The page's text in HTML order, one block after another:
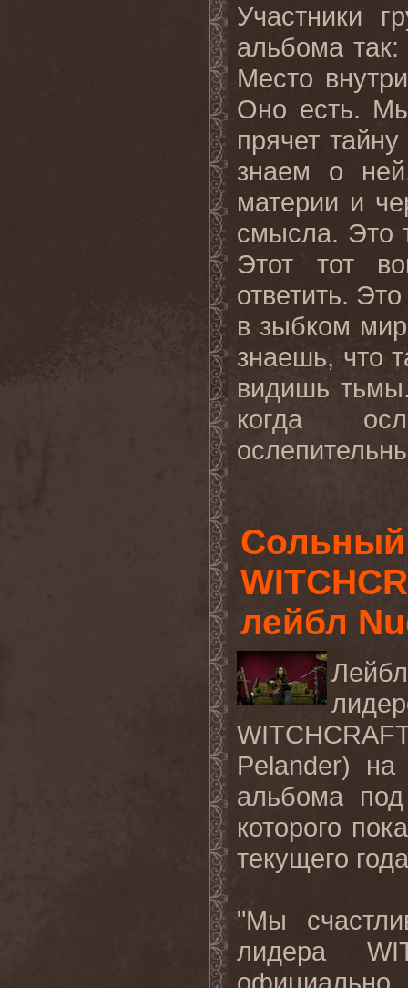
Участники
альбома так:
Место внутри
Оно есть.
прячет тайну
знаем о
материи и
смысла. Это
Этот тот
ответить.
в зыбком
знаешь, что
видишь тьмы
когда
Сольный
лейбл
Лейбл
Pelander) на
альбома
которого
текущего
"Мы
лидера